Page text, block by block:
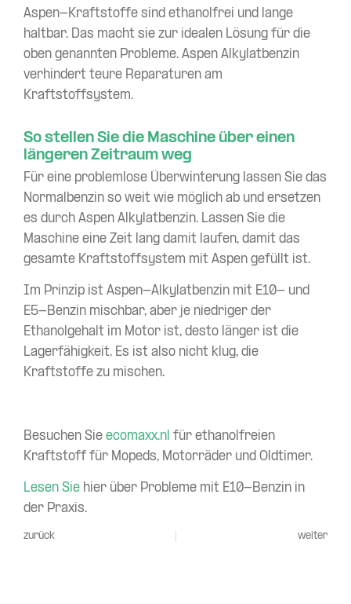
Aspen-Kraftstoffe sind ethanolfrei und lange
haltbar. Das macht sie zur idealen Lösung für die
oben genannten Probleme. Aspen Alkylatbenzin
verhindert teure Reparaturen am
Kraftstoffsystem.
So stellen Sie die Maschine über einen
längeren Zeitraum weg
Für eine problemlose Überwinterung lassen Sie das
Normalbenzin so weit wie möglich ab und ersetzen
es durch Aspen Alkylatbenzin. Lassen Sie die
Maschine eine Zeit lang damit laufen, damit das
gesamte Kraftstoffsystem mit Aspen gefüllt ist.
Im Prinzip ist Aspen-Alkylatbenzin mit E10- und
E5-Benzin mischbar, aber je niedriger der
Ethanolgehalt im Motor ist, desto länger ist die
Lagerfähigkeit. Es ist also nicht klug, die
Kraftstoffe zu mischen.
Besuchen Sie ecomaxx.nl für ethanolfreien
Kraftstoff für Mopeds, Motorräder und Oldtimer.
Lesen Sie hier über Probleme mit E10-Benzin in
der Praxis.
zurück weiter